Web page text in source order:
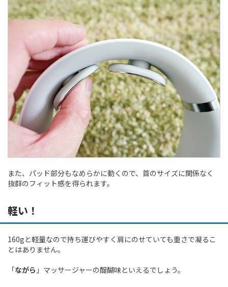
また、パッド部分もなめらかに動くので、首のサイズに関係なく
抜群のフィット感を得られます。
軽い！
160gと軽量なので持ち運びやすく肩にのせていても重さで凝るこ
とはありません。
「ながら 」マッサージャーの醍醐味といえるでしょう。